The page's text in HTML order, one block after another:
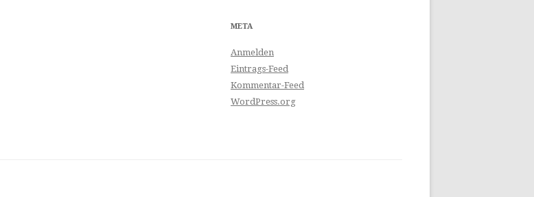
META
Anmelden
Eintrags-Feed
Kommentar-Feed
WordPress.org